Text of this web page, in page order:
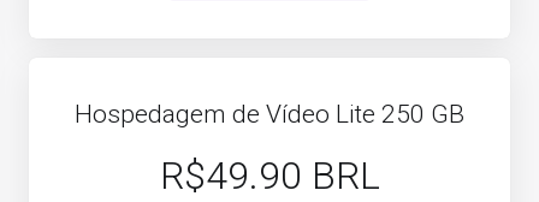
Hospedagem de Vídeo Lite 250 GB
R$49.90 BRL